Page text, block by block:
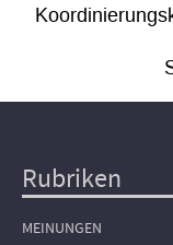
Hauptnavigation
Rubriken
MEINUNGEN